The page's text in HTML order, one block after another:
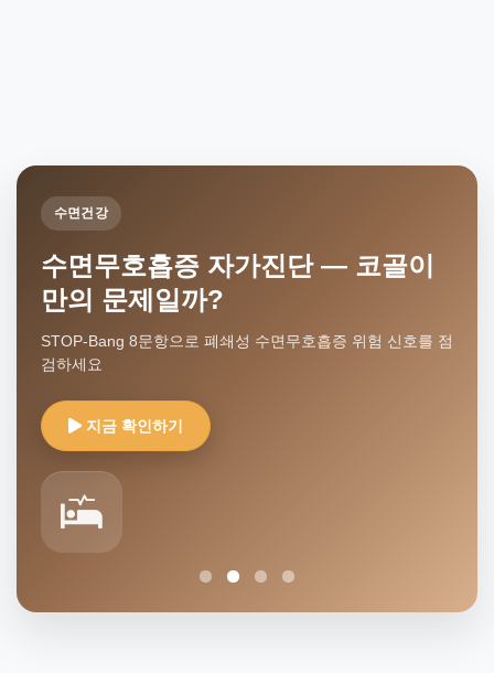
수면건강
수면무호흡증 자가진단 — 코골이
만의 문제일까?
STOP-Bang 8문항으로 폐쇄성 수면무호흡증 위험 신호를 점
검하세요
지금 확인하기